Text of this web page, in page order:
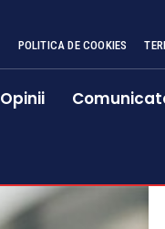
POLITICA DE COOKIES
Opinii